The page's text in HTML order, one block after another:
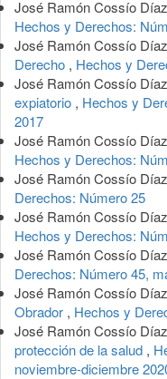
José Ramón Cossío
Hechos y Derechos:
José Ramón Cossío
Derecho , Hechos y
José Ramón Cossío
expiatorio , Hechos y
2017
José Ramón Cossío
Hechos y Derechos:
José Ramón Cossío
Derechos: Número 25
José Ramón Cossío
Hechos y Derechos:
José Ramón Cossío
Derechos: Número 45,
José Ramón Cossío
Obrador , Hechos y
José Ramón Cossío
protección de la salud ,
noviembre-diciembre